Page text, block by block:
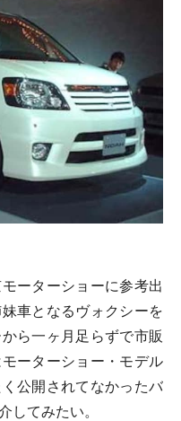
ーターショーに参考出
車となるヴォクシーを
ら一ヶ月足らずで市販
ーターショー・モデル
公開されてなかったバ
してみたい。